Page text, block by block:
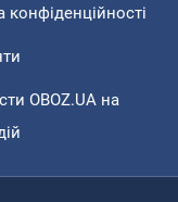
конфіденційності
OBOZ.UA на